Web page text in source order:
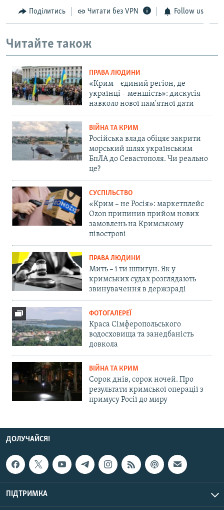
Поділитись Читати без VPN Follow us
Читайте також
ПРАВА ЛЮДИНИ
«Крим – єдиний регіон, де
українці – меншість»: дискусія
навколо нової пам'ятної дати
ВІЙНА ТА КРИМ
Російська влада обіцяє закрити
морський шлях українським
БпЛА до Севастополя. Чи реально
це?
СУСПІЛЬСТВО
«Крим – не Росія»: маркетплейс
Ozon припинив прийом нових
замовлень на Кримському
півострові
ПРАВА ЛЮДИНИ
Мить – і ти шпигун. Як у
кримських судах розглядають
звинувачення в держзраді
ФОТОГАЛЕРЕЇ
Краса Сімферопольського
водосховища та занедбаність
довкола
ВІЙНА ТА КРИМ
Сорок днів, сорок ночей. Про
результати кримської операції з
примусу Росії до миру
ДОЛУЧАЙСЯ!
ПІДТРИМКА